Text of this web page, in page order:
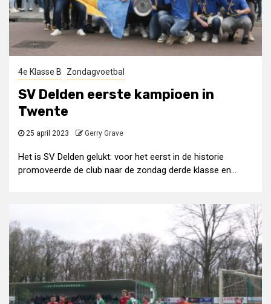
4e Klasse B Zondagvoetbal
SV Delden eerste kampioen in
Twente
25 april 2023 Gerry Grave
Het is SV Delden gelukt: voor het eerst in de historie
promoveerde de club naar de zondag derde klasse en...